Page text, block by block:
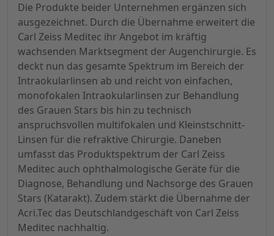
Die Produkte beider Unternehmen ergänzen sich
ausgezeichnet. Durch die Übernahme erweitert die
Carl Zeiss Meditec ihr Angebot im kräftig
wachsenden Marktsegment der Augenchirurgie. Es
deckt nun das gesamte Spektrum im Bereich der
Intraokularlinsen ab und reicht von einfachen,
monofokalen Intraokularlinsen zur Behandlung
des Grauen Stars bis hin zu technisch
anspruchsvollen multifokalen und Kleinstschnitt-
Linsen für die refraktive Chirurgie. Daneben
umfasst das Produktspektrum der Carl Zeiss
Meditec auch ophthalmologische Geräte für die
Diagnose, Behandlung und Nachsorge des Grauen
Stars (Katarakt). Zudem stärkt die Übernahme der
Acri.Tec das Deutschlandgeschäft von Carl Zeiss
Meditec nachhaltig.